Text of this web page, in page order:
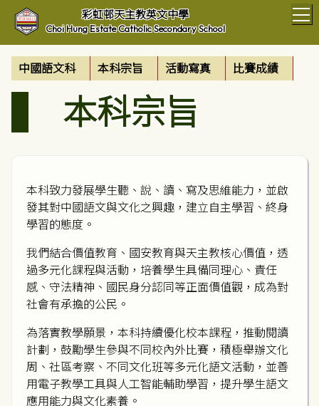
彩虹邨天主教英文中學
Choi Hung Estate Catholic Secondary School
中國語文科 本科宗旨 活動寫真 比賽成績
本科宗旨
本科致力發展學生聽、說、讀、寫及思維能力，並啟
發其對中國語文與文化之興趣，建立自主學習、終身
學習的態度。
我們結合價值教育、國安教育與天主教核心價值，透
過多元化課程與活動，培養學生具備同理心、責任
感、守法精神、國民身分認同等正面價值觀，成為對
社會有承擔的公民。
為落實教學願景，本科持續優化校本課程，推動閱讀
計劃，鼓勵學生參與不同校內外比賽，積極舉辦文化
周、社區考察、不同文化班等多元化語文活動，並善
用電子教學工具與人工智能輔助學習，提升學生語文
應用能力與文化素養。